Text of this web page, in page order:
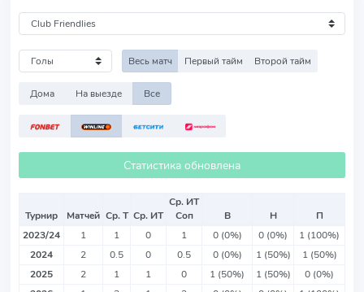
Весь матч Первый тайм Второй тайм
Дома На выезде Все
Статистика обновлена
Турнир Матчей Ср. Т Ср. ИТ
Ср. ИТ
Соп
В Н
П
2023/24
1 1 0 1 0 (0%) 0 (0%)
1 (100%)
2024
2 0.5 0 0.5 0 (0%) 1 (50%)
1 (50%)
2025
2 1 1 0 1 (50%) 1 (50%)
0 (0%)